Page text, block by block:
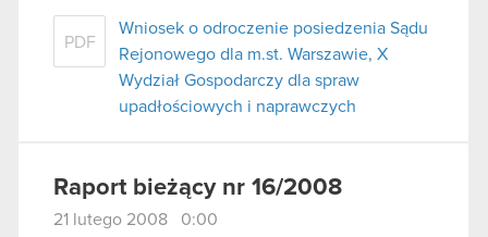
PDF
Wniosek o odroczenie posiedzenia Sądu
Rejonowego dla m.st. Warszawie, X
Wydział Gospodarczy dla spraw
upadłościowych i naprawczych
Raport bieżący nr 16/2008
21 lutego 2008 0:00